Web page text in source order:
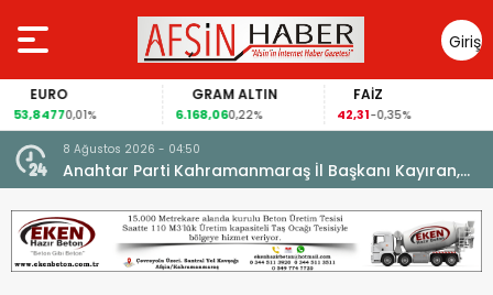
Giriş
Yap
EURO
53,84770,01%
GRAM ALTIN
6.168,060,22%
FAİZ
42,31-0,35%
8 Ağustos 2026 - 04:50
Anahtar Parti Kahramanmaraş İl Başkanı Kayıran,
Afşin Teşkilatı ile buluştu.